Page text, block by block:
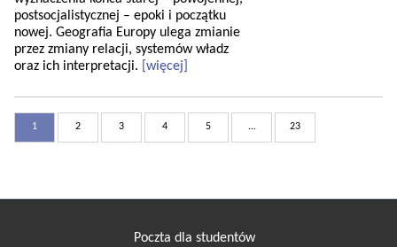
postsocjalistycznej – epoki i początku
nowej. Geografia Europy ulega zmianie
przez zmiany relacji, systemów władz
oraz ich interpretacji.
[więcej]
1 2 3 4 5 ... 23
Poczta dla studentów